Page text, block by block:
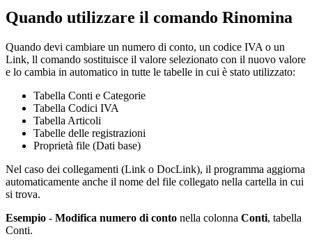
Quando utilizzare il comando Rinomina
Quando devi cambiare un numero di conto, un codice IVA o un
Link, ll comando sostituisce il valore selezionato con il nuovo valore
e lo cambia in automatico in tutte le tabelle in cui è stato utilizzato:
Tabella Conti e Categorie
Tabella Codici IVA
Tabella Articoli
Tabelle delle registrazioni
Proprietà file (Dati base)
Nel caso dei collegamenti (Link o DocLink), il programma aggiorna
automaticamente anche il nome del file collegato nella cartella in cui
si trova.
Esempio - Modifica numero di conto nella colonna Conti, tabella
Conti.